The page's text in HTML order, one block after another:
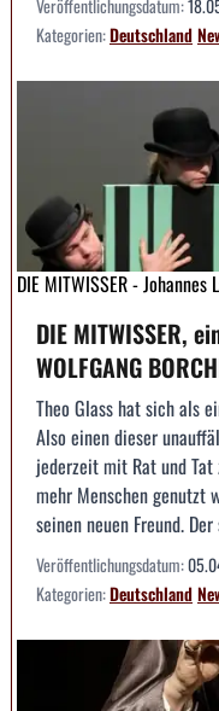
Veröffentlichungsdatum:
Kategorien:Deutschland
DIE MITWISSER -
DIE MITWISSER,
WOLFGANG
Theo Glass hat sich als
Also einen dieser
jederzeit mit Rat und
mehr Menschen genutzt
seinen neuen Freund.
Veröffentlichungsdatum:
Kategorien:Deutschland